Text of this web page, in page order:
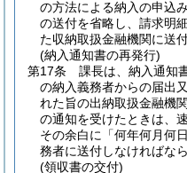
の方法による納入の申込
の送付を省略し、請求明
た収納取扱金融機関に送
(納入通知書の再発行)
第17条
課長は、納入通知
の納入義務者からの届出
れた旨の出納取扱金融機
の通知を受けたときは、
その余白に「何年何月何
務者に送付しなければなら
(領収書の交付)